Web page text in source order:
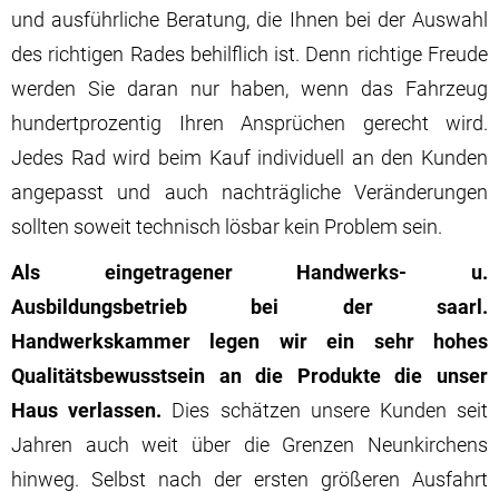
und ausführliche Beratung, die Ihnen bei der Auswahl
des richtigen Rades behilflich ist. Denn richtige Freude
werden Sie daran nur haben, wenn das Fahrzeug
hundertprozentig Ihren Ansprüchen gerecht wird.
Jedes Rad wird beim Kauf individuell an den Kunden
angepasst und auch nachträgliche Veränderungen
sollten soweit technisch lösbar kein Problem sein.
Als eingetragener Handwerks- u.
Ausbildungsbetrieb bei der saarl.
Handwerkskammer legen wir ein sehr hohes
Qualitätsbewusstsein an die Produkte die unser
Haus verlassen. Dies schätzen unsere Kunden seit
Jahren auch weit über die Grenzen Neunkirchens
hinweg. Selbst nach der ersten größeren Ausfahrt